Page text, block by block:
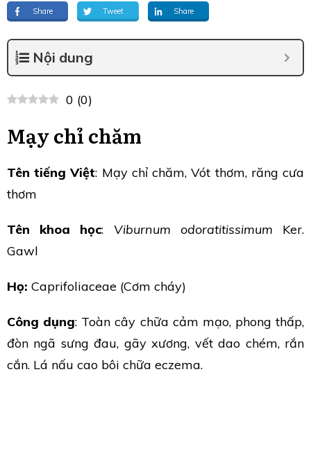
Share Tweet Share
Nội dung
0 (0)
Mạy chỉ chăm
Tên tiếng Việt: Mạy chỉ chăm, Vót thơm, răng cưa
thơm
Tên khoa học: Viburnum odoratitissimum Ker.
Gawl
Họ: Caprifoliaceae (Cơm cháy)
Công dụng: Toàn cây chữa cảm mạo, phong thấp,
đòn ngã sưng đau, gãy xương, vết dao chém, rắn
cắn. Lá nấu cao bôi chữa eczema.